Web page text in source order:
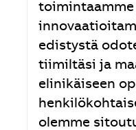
toimintaamme
edistystä
tiimiltäsi ja
elinikäiseen
olemme